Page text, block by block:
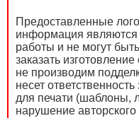
Предоставленные
информация
работы и не могут
заказать
не производим
несет
для печати (шаблоны,
нарушение авторского